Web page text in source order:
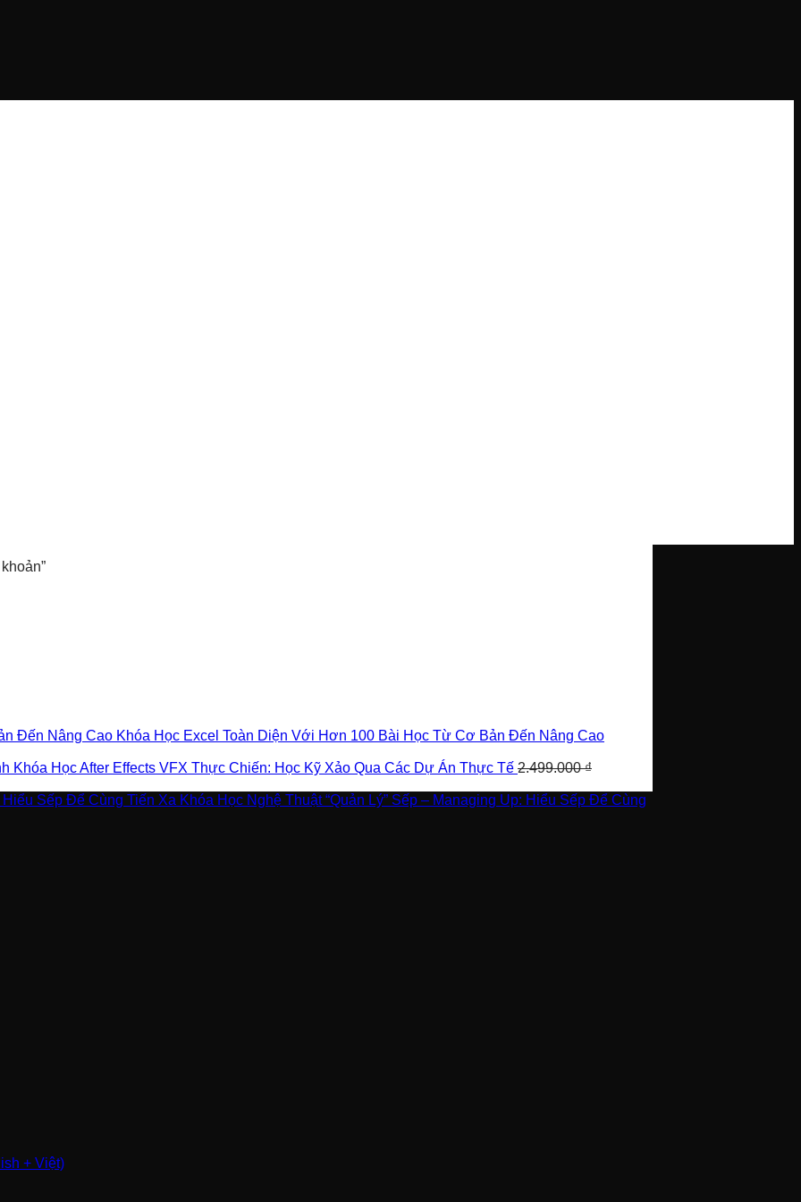
Khóa Học Excel Toàn Diện Với Hơn 100 Bài Học Từ Cơ Bản Đến Nâng Cao
Khóa Học After Effects VFX Thực Chiến: Học Kỹ Xảo Qua Các Dự Án Thực Tế 2.499.000₫
Khóa Học Nghệ Thuật “Quản Lý” Sếp – Managing Up: Hiểu Sếp Để Cùng